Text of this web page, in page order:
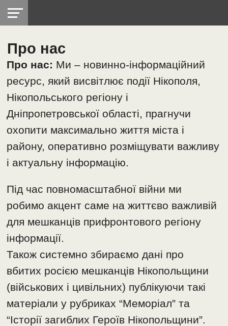
НІКОПОЛЬ
РАЙОН
СІЧЕСЛАВСЬКА
УКРАЇНА
РЕТРО
ЛАЙТ
УКРАЇНА
ДОПОМОГА
РАДІО
Про нас
Про нас: Ми – новинно-інформаційний
ресурс, який висвітлює події Нікополя,
Нікопольського регіону і
Дніпропетровської області, прагнучи
охопити максимально життя міста і
району, оперативно розміщувати важливу
і актуальну інформацію.
Під час повномасштабної війни ми
робимо акцент саме на життєво важливій
для мешканців прифронтового регіону
інформації.
Також системно збираємо дані про
вбитих росією мешканців Нікопольщини
(військових і цивільних) публікуючи такі
матеріали у рубриках “Меморіал” та
“Історії загиблих Героїв Нікопольщини”.